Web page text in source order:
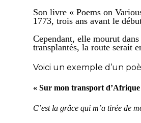
Son livre « Poems on
1773, trois ans avant le
Cependant, elle mourut
transplantés, la route serait
Voici un exemple d’un
« Sur mon transport
C’est la grâce qui m’a tirée de